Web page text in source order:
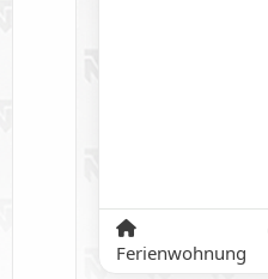
Ferienwohnung